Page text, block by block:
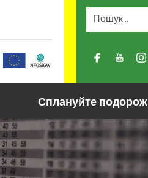
A- A A+
Сплануйте подорож